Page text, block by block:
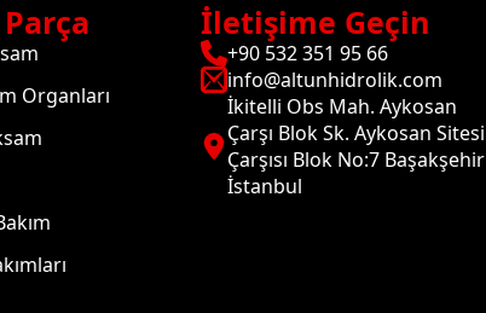
Organları
İletişime Geçin
+90 532 351 95 66
info@altunhidrolik.com
İkitelli Obs Mah. Aykosan
Çarşı Blok Sk. Aykosan Sitesi
Çarşısı Blok No:7 Başakşehir
İstanbul